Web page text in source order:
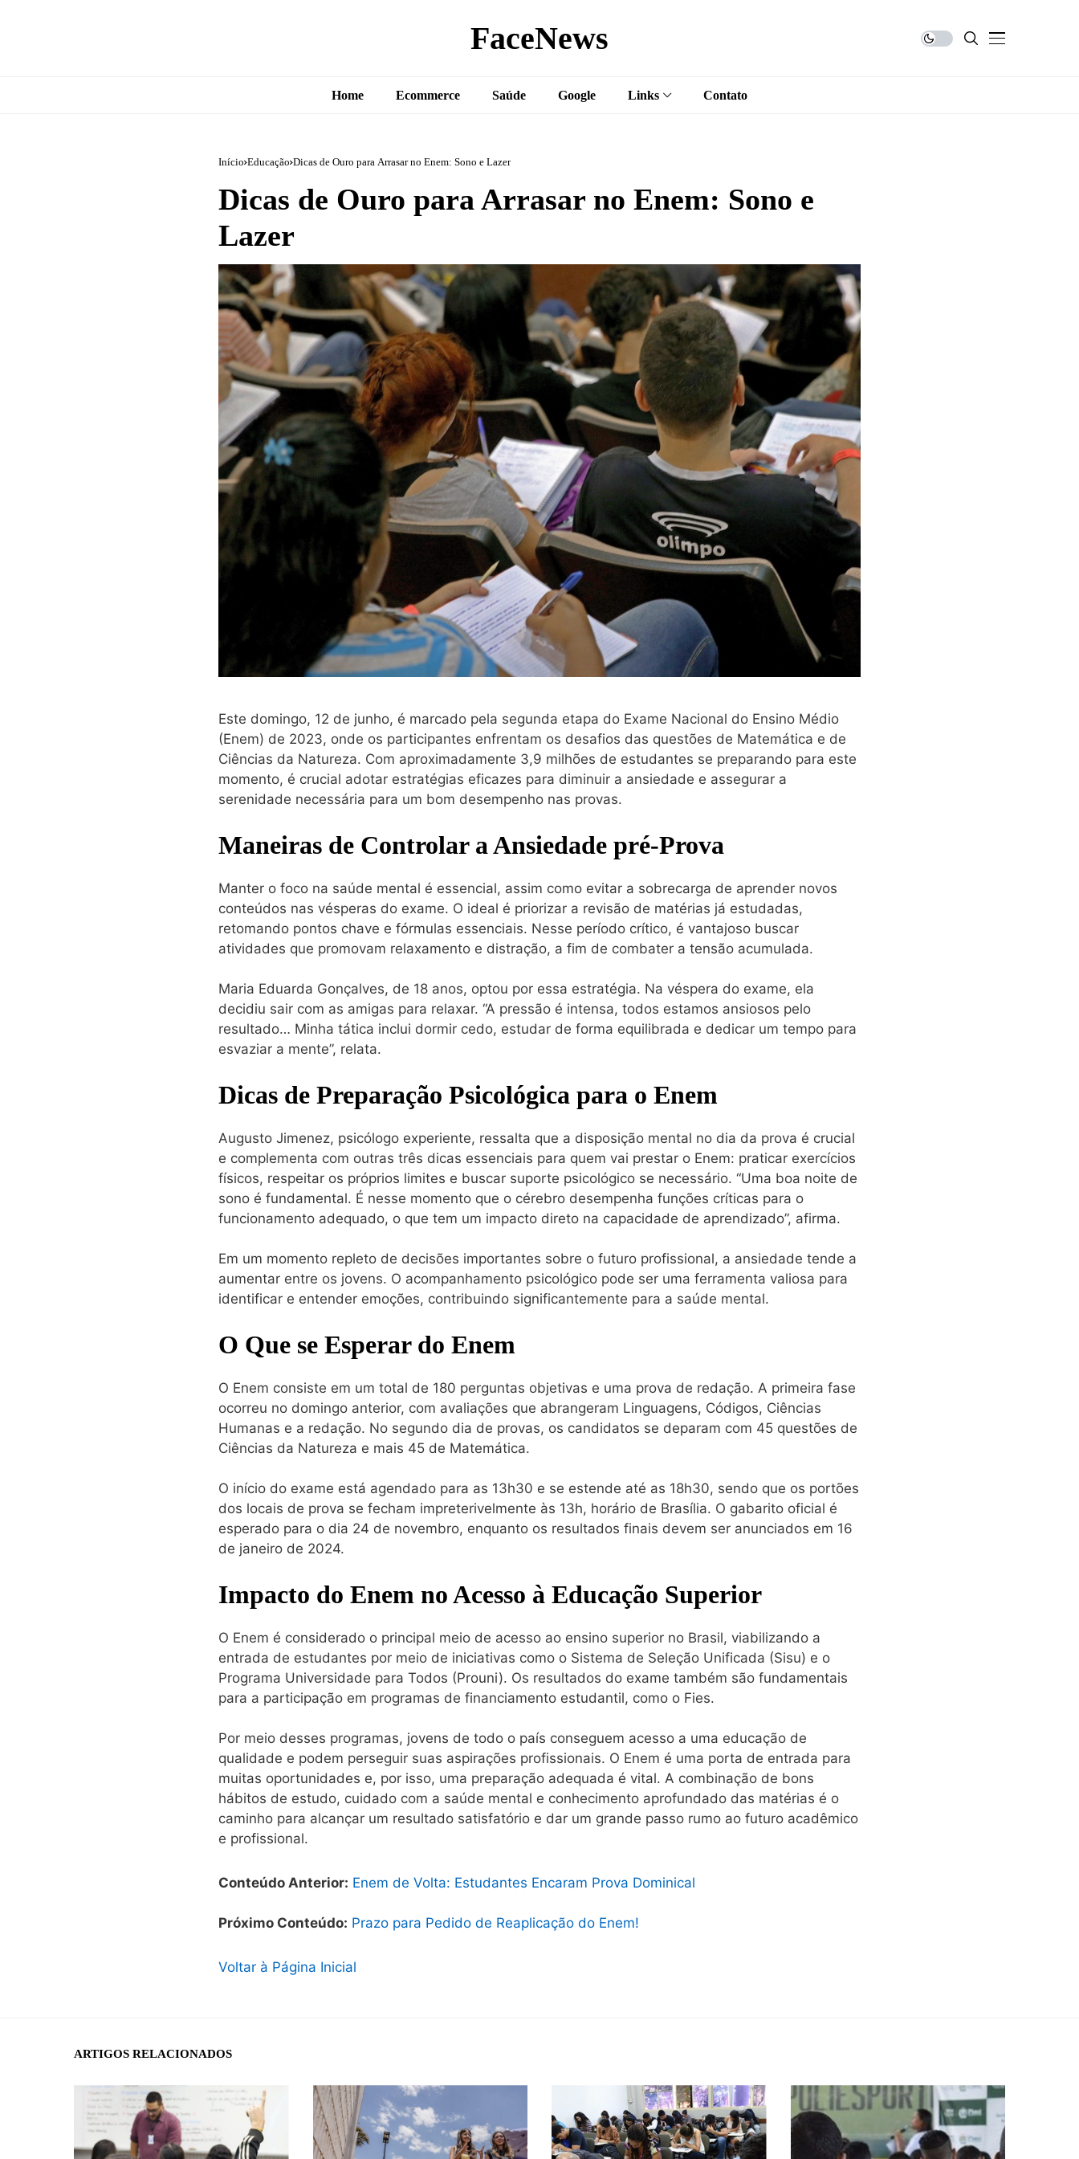
FaceNews
Home Ecommerce Saúde Google Links Contato
Início Educação Dicas de Ouro para Arrasar no Enem: Sono e Lazer
Dicas de Ouro para Arrasar no Enem: Sono e
Lazer
Este domingo, 12 de junho, é marcado pela segunda etapa do Exame Nacional do Ensino Médio
(Enem) de 2023, onde os participantes enfrentam os desafios das questões de Matemática e de
Ciências da Natureza. Com aproximadamente 3,9 milhões de estudantes se preparando para este
momento, é crucial adotar estratégias eficazes para diminuir a ansiedade e assegurar a
serenidade necessária para um bom desempenho nas provas.
Maneiras de Controlar a Ansiedade pré-Prova
Manter o foco na saúde mental é essencial, assim como evitar a sobrecarga de aprender novos
conteúdos nas vésperas do exame. O ideal é priorizar a revisão de matérias já estudadas,
retomando pontos chave e fórmulas essenciais. Nesse período crítico, é vantajoso buscar
atividades que promovam relaxamento e distração, a fim de combater a tensão acumulada.
Maria Eduarda Gonçalves, de 18 anos, optou por essa estratégia. Na véspera do exame, ela
decidiu sair com as amigas para relaxar. “A pressão é intensa, todos estamos ansiosos pelo
resultado… Minha tática inclui dormir cedo, estudar de forma equilibrada e dedicar um tempo para
esvaziar a mente”, relata.
Dicas de Preparação Psicológica para o Enem
Augusto Jimenez, psicólogo experiente, ressalta que a disposição mental no dia da prova é crucial
e complementa com outras três dicas essenciais para quem vai prestar o Enem: praticar exercícios
físicos, respeitar os próprios limites e buscar suporte psicológico se necessário. “Uma boa noite de
sono é fundamental. É nesse momento que o cérebro desempenha funções críticas para o
funcionamento adequado, o que tem um impacto direto na capacidade de aprendizado”, afirma.
Em um momento repleto de decisões importantes sobre o futuro profissional, a ansiedade tende a
aumentar entre os jovens. O acompanhamento psicológico pode ser uma ferramenta valiosa para
identificar e entender emoções, contribuindo significantemente para a saúde mental.
O Que se Esperar do Enem
O Enem consiste em um total de 180 perguntas objetivas e uma prova de redação. A primeira fase
ocorreu no domingo anterior, com avaliações que abrangeram Linguagens, Códigos, Ciências
Humanas e a redação. No segundo dia de provas, os candidatos se deparam com 45 questões de
Ciências da Natureza e mais 45 de Matemática.
O início do exame está agendado para as 13h30 e se estende até as 18h30, sendo que os portões
dos locais de prova se fecham impreterivelmente às 13h, horário de Brasília. O gabarito oficial é
esperado para o dia 24 de novembro, enquanto os resultados finais devem ser anunciados em 16
de janeiro de 2024.
Impacto do Enem no Acesso à Educação Superior
O Enem é considerado o principal meio de acesso ao ensino superior no Brasil, viabilizando a
entrada de estudantes por meio de iniciativas como o Sistema de Seleção Unificada (Sisu) e o
Programa Universidade para Todos (Prouni). Os resultados do exame também são fundamentais
para a participação em programas de financiamento estudantil, como o Fies.
Por meio desses programas, jovens de todo o país conseguem acesso a uma educação de
qualidade e podem perseguir suas aspirações profissionais. O Enem é uma porta de entrada para
muitas oportunidades e, por isso, uma preparação adequada é vital. A combinação de bons
hábitos de estudo, cuidado com a saúde mental e conhecimento aprofundado das matérias é o
caminho para alcançar um resultado satisfatório e dar um grande passo rumo ao futuro acadêmico
e profissional.
Conteúdo Anterior: Enem de Volta: Estudantes Encaram Prova Dominical
Próximo Conteúdo: Prazo para Pedido de Reaplicação do Enem!
Voltar à Página Inicial
ARTIGOS RELACIONADOS